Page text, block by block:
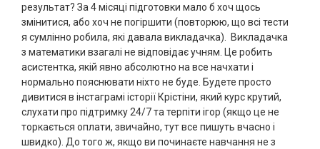
результат? За 4 місяці підготовки мало б хоч щось
змінитися, або хоч не погіршити (повторюю, що всі тести
я сумлінно робила, які давала викладачка). Викладачка
з математики взагалі не відповідає учням. Це робить
асистентка, якій явно абсолютно на все начхати і
нормально пояснювати ніхто не буде. Будете просто
дивитися в інстаграмі історії Крістіни, який курс крутий,
слухати про підтримку 24/7 та терпіти ігор (якщо це не
торкається оплати, звичайно, тут все пишуть вчасно і
швидко). До того ж, якщо ви починаєте навчання не з